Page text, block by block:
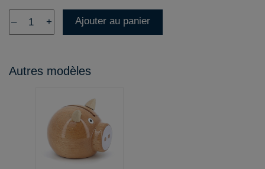
– + Ajouter au panier
Autres modèles